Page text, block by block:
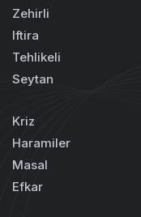
Zehirli
Iftira
Tehlikeli
Seytan
Kriz
Haramiler
Masal
Efkar